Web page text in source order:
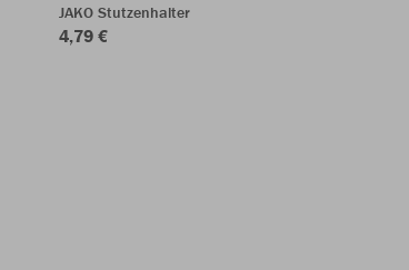
JAKO Stutzenhalter
4,79 €